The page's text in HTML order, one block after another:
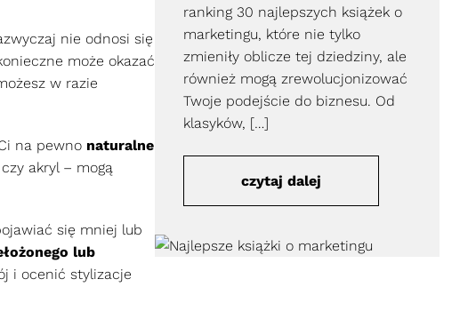
nie odnosi się
może okazać
w razie
na pewno naturalne
akryl – mogą
się mniej lub
lub
i ocenić stylizacje
ranking 30 najlepszych książek o
marketingu, które nie tylko
zmieniły oblicze tej dziedziny, ale
również mogą zrewolucjonizować
Twoje podejście do biznesu. Od
klasyków, […]
czytaj dalej